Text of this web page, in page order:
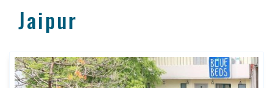
Jaipur